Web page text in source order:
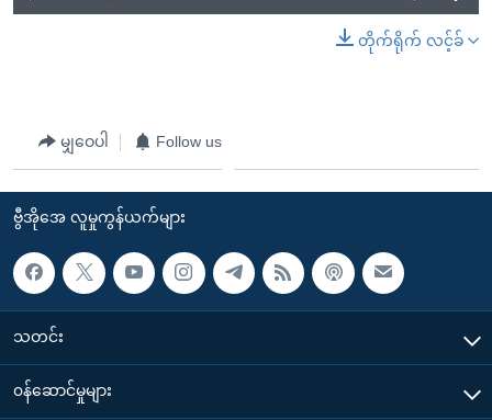
တိုက်ရိုက် လင့်ခ်
မျှဝေပါ Follow us
ဗွီအိုအေ လူမှုကွန်ယက်များ
သတင်း
၀န်ဆောင်မှုများ